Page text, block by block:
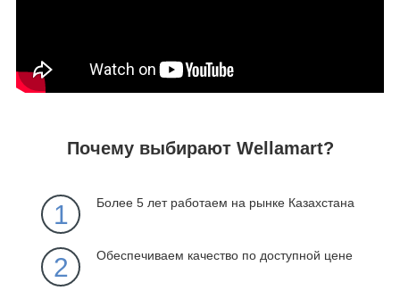
Почему выбирают Wellamart?
1 Более 5 лет работаем на рынке Казахстана
2 Обеспечиваем качество по доступной цене